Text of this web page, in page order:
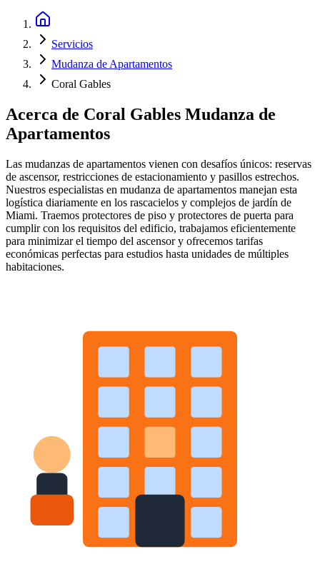
Servicios
Mudanza de Apartamentos
Coral Gables
Acerca de Coral Gables Mudanza de
Apartamentos
Las mudanzas de apartamentos vienen con desafíos únicos: reservas
de ascensor, restricciones de estacionamiento y pasillos estrechos.
Nuestros especialistas en mudanza de apartamentos manejan esta
logística diariamente en los rascacielos y complejos de jardín de
Miami. Traemos protectores de piso y protectores de puerta para
cumplir con los requisitos del edificio, trabajamos eficientemente
para minimizar el tiempo del ascensor y ofrecemos tarifas
económicas perfectas para estudios hasta unidades de múltiples
habitaciones.